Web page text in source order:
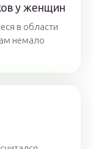
у женщин
в области
немало